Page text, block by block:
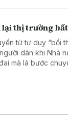
thị trường
từ tư duy “bồi
dân khi Nhà
mà là bước